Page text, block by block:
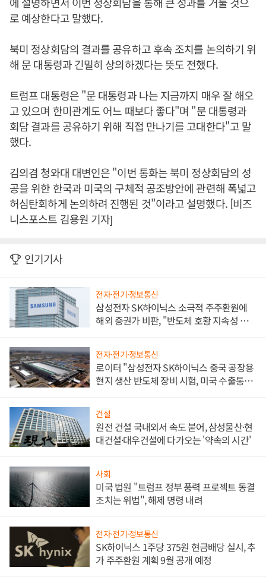
로 예상한다고 말했다.
북미 정상회담의 결과를 공유하고 후속 조치를 논의하기 위
해 문 대통령과 긴밀히 상의하겠다는 뜻도 전했다.
트럼프 대통령은 "문 대통령과 나는 지금까지 매우 잘 해오
고 있으며 한미관계도 어느 때보다 좋다"며 "문 대통령과
회담 결과를 공유하기 위해 직접 만나기를 고대한다"고 말
했다.
김의겸 청와대 대변인은 "이번 통화는 북미 정상회담의 성
공을 위한 한국과 미국의 구체적 공조방안에 관련해 폭넓고
허심탄회하게 논의하려 진행된 것"이라고 설명했다. [비즈
니스포스트 김용원 기자]
인기기사
전자·전기·정보통신
삼성전자 SK하이닉스 소극적 주주환원에
해외 증권가 비판, "반도체 호황 지속성 의
전자·전기·정보통신
로이터 "삼성전자 SK하이닉스 중국 공장용
현지 생산 반도체 장비 시험, 미국 수출통제
건설
원전 건설 국내외서 속도 붙어, 삼성물산·현
대건설·대우건설에 다가오는 '약속의 시간'
사회
미국 법원 "트럼프 정부 풍력 프로젝트 동결
조치는 위법", 해제 명령 내려
전자·전기·정보통신
SK하이닉스 1주당 375원 현금배당 실시, 추
가 주주환원 계획 9월 공개 예정